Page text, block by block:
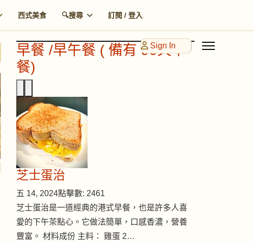
西式美食 🔍搜尋 訂閱 / 登入
Sign In
早餐 /早午餐 ( 備有 90天早
餐)
芝士蛋治
五 14, 2024點擊數: 2461
芝士蛋治是一道經典的港式早餐，也是許多人喜
愛的下午茶點心。它做法簡單，口感香濃，營養
豐富。 材料成份 主料： 雞蛋 2…